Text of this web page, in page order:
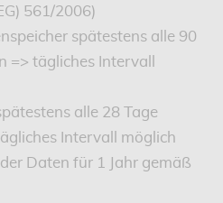
561/2006)
spätestens alle 90
=> tägliches Intervall
alle 28 Tage
Intervall möglich
Daten für 1 Jahr gemäß